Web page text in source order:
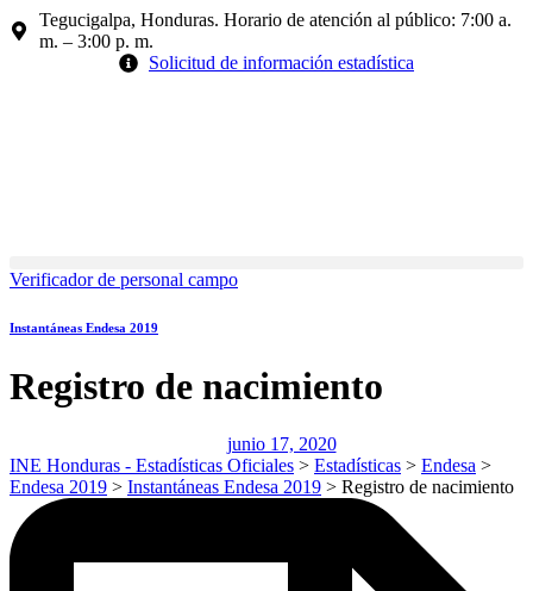
Tegucigalpa, Honduras. Horario de atención al público: 7:00 a.
m. – 3:00 p. m.
Solicitud de información estadística
Verificador de personal campo
Instantáneas Endesa 2019
Registro de nacimiento
junio 17, 2020
INE Honduras - Estadísticas Oficiales > Estadísticas > Endesa >
Endesa 2019 > Instantáneas Endesa 2019 > Registro de nacimiento